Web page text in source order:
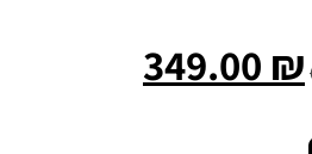
349.00 ₪